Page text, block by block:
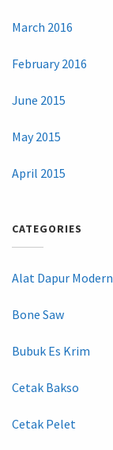
March 2016
February 2016
June 2015
May 2015
April 2015
CATEGORIES
Alat Dapur Modern
Bone Saw
Bubuk Es Krim
Cetak Bakso
Cetak Pelet